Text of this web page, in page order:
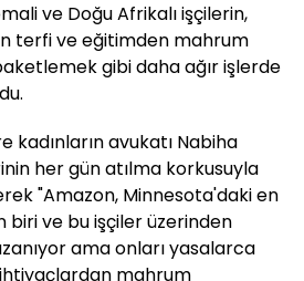
ve Doğu Afrikalı işçilerin,
terfi ve eğitimden mahrum
gibi daha ağır işlerde
kadınların avukatı Nabiha
her gün atılma korkusuyla
"Amazon, Minnesota'daki en
biri ve bu işçiler üzerinden
ama onları yasalarca
mahrum